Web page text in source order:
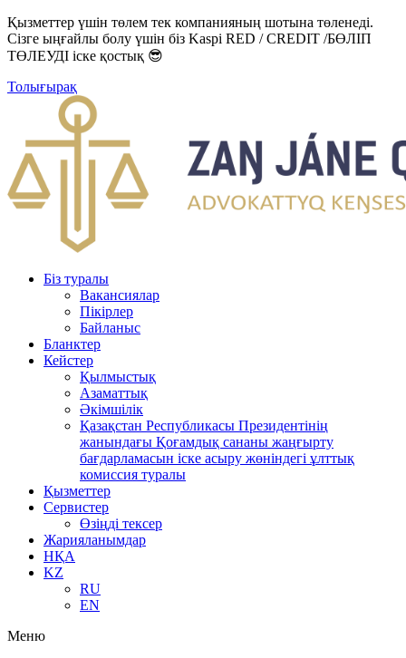
Қызметтер үшін төлем тек компанияның шотына төленеді.
Сізге ыңғайлы болу үшін біз Kaspi RED / CREDIT /БӨЛІП
ТӨЛЕУДІ іске қостық 😎
Толығырақ
Біз туралы
Вакансиялар
Пікірлер
Байланыс
Бланктер
Кейстер
Қылмыстық
Азаматтық
Әкімшілік
Қазақстан Республикасы Президентінің
жанындағы Қоғамдық сананы жаңғырту
бағдарламасын іске асыру жөніндегі ұлттық
комиссия туралы
Қызметтер
Сервистер
Өзіңді тексер
Жарияланымдар
НҚА
KZ
RU
EN
Меню